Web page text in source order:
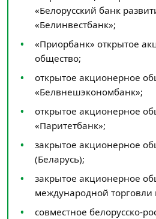
«Белорусский банк
«Белинвестбанк»;
«Приорбанк» открытое
общество;
открытое акционерное
«Белвнешэкономбанк»;
открытое акционерное
«Паритетбанк»;
закрытое акционерное
(Беларусь);
закрытое акционерное
международной торговли
совместное белорусско-